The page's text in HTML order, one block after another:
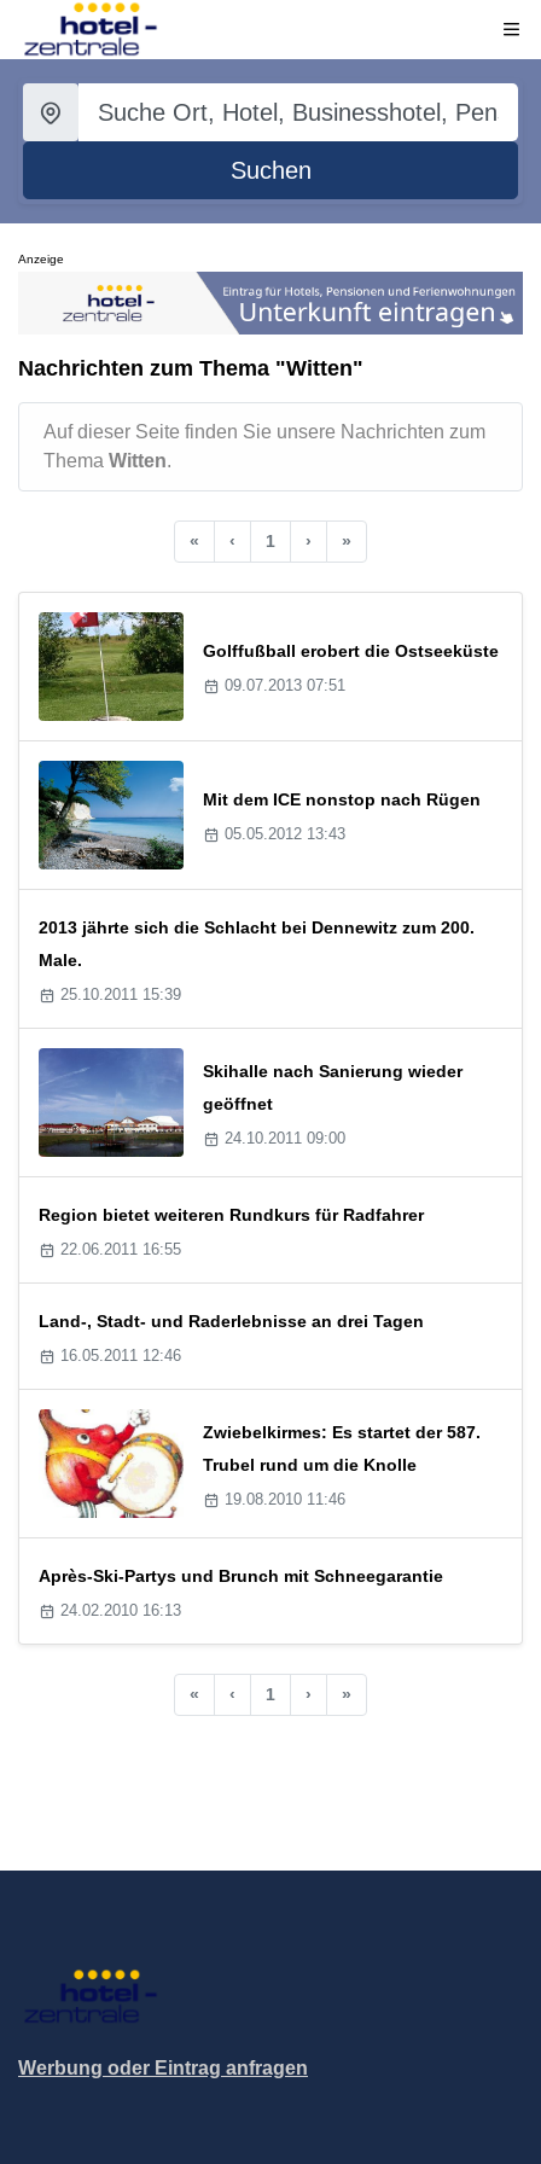
Suchen
Anzeige
Nachrichten zum Thema "Witten"
Auf dieser Seite finden Sie unsere Nachrichten zum
Thema Witten.
« ‹ 1 › »
Golffußball erobert die Ostseeküste
09.07.2013 07:51
Mit dem ICE nonstop nach Rügen
05.05.2012 13:43
2013 jährte sich die Schlacht bei Dennewitz zum 200.
Male.
25.10.2011 15:39
Skihalle nach Sanierung wieder
geöffnet
24.10.2011 09:00
Region bietet weiteren Rundkurs für Radfahrer
22.06.2011 16:55
Land-, Stadt- und Raderlebnisse an drei Tagen
16.05.2011 12:46
Zwiebelkirmes: Es startet der 587.
Trubel rund um die Knolle
19.08.2010 11:46
Après-Ski-Partys und Brunch mit Schneegarantie
24.02.2010 16:13
« ‹ 1 › »
Werbung oder Eintrag anfragen